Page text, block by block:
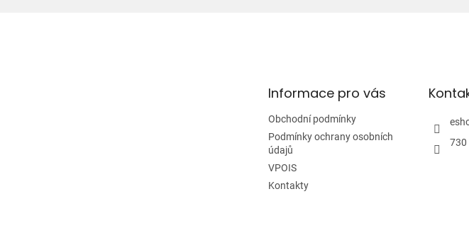
Informace pro vás
Obchodní podmínky
Podmínky ochrany osobních
údajů
VPOIS
Kontakty
730